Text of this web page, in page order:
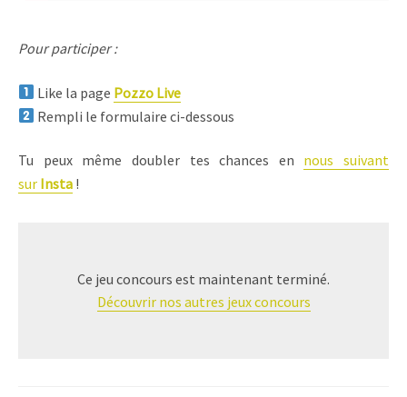
Pour participer :
Like la page Pozzo Live
Rempli le formulaire ci-dessous
Tu peux même doubler tes chances en nous suivant
sur Insta !
Ce jeu concours est maintenant terminé.
Découvrir nos autres jeux concours